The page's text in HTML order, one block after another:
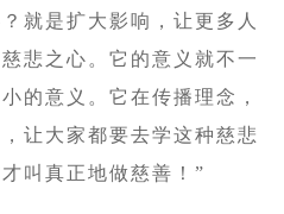
就是扩大影响，让更多人
悲之心。它的意义就不一
的意义。它在传播理念，
让大家都要去学这种慈悲
叫真正地做慈善！”